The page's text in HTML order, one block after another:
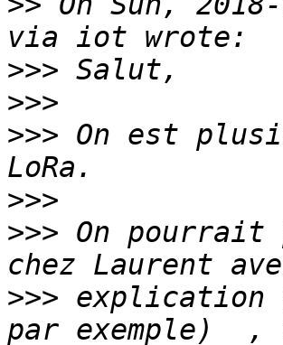
>>>
>>>
>>> On est
>>>
>>> On pourrait
>>> explication